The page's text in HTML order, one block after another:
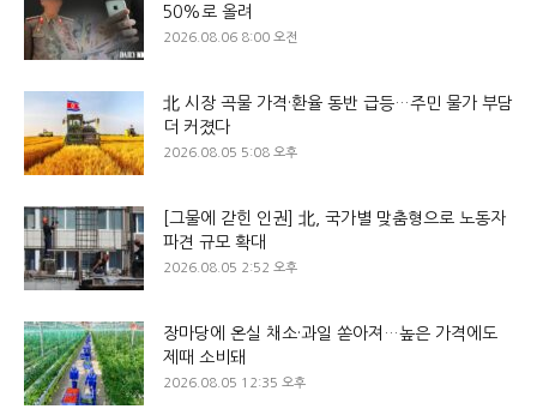
50%로 올려
2026.08.06 8:00 오전
北 시장 곡물 가격·환율 동반 급등…주민 물가 부담
더 커졌다
2026.08.05 5:08 오후
[그물에 갇힌 인권] 北, 국가별 맞춤형으로 노동자
파견 규모 확대
2026.08.05 2:52 오후
장마당에 온실 채소·과일 쏟아져…높은 가격에도
제때 소비돼
2026.08.05 12:35 오후